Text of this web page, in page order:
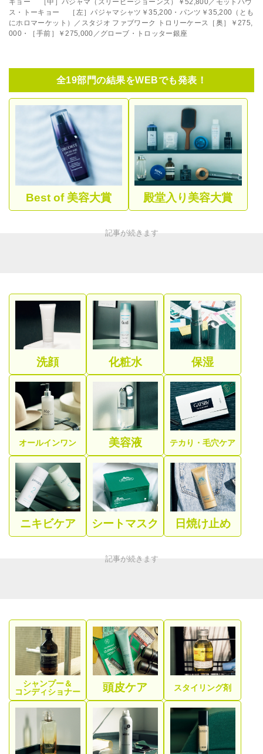
キョー ［中］パジャマ（スリーピージョーンズ）￥52,800／モットハウ
ス・トーキョー ［左］パジャマシャツ￥35,200・パンツ￥35,200（とも
にホロマーケット）／スタジオ ファブワーク トロリーケース［奥］￥275,
000・［手前］￥275,000／グローブ・トロッター銀座
全19部門の結果をWEBでも発表！
Best of 美容大賞 殿堂入り美容大賞
洗顔 化粧水 保湿
オールインワン 美容液 テカり・毛穴ケア
ニキビケア シートマスク 日焼け止め
シャンプー＆
コンディショナー
頭皮ケア スタイリング剤